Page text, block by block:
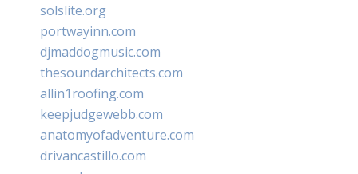
solslite.org
portwayinn.com
djmaddogmusic.com
thesoundarchitects.com
allin1roofing.com
keepjudgewebb.com
anatomyofadventure.com
drivancastillo.com